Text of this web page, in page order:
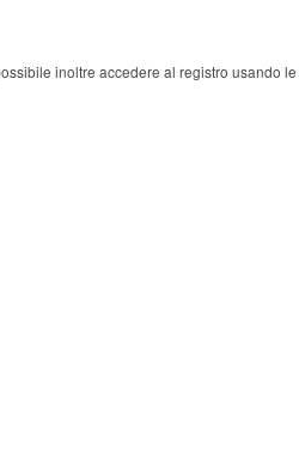
inoltre accedere al registro usando le